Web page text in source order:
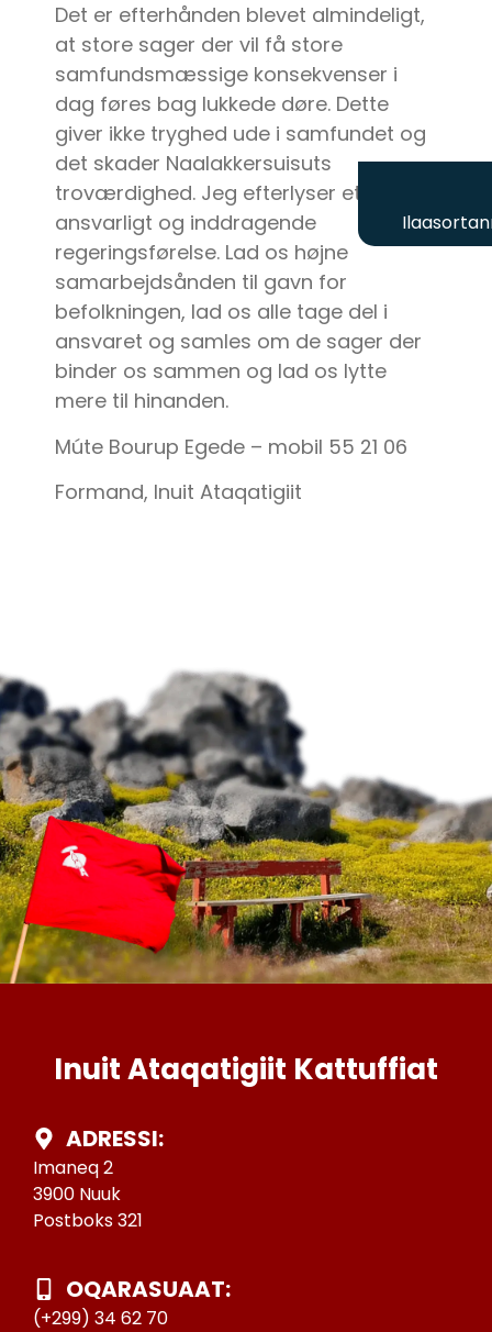
Det er efterhånden blevet almindeligt,
at store sager der vil få store
samfundsmæssige konsekvenser i
dag føres bag lukkede døre. Dette
giver ikke tryghed ude i samfundet og
det skader Naalakkersuisuts
troværdighed. Jeg efterlyser et
ansvarligt og inddragende
regeringsførelse. Lad os højne
samarbejdsånden til gavn for
befolkningen, lad os alle tage del i
ansvaret og samles om de sager der
binder os sammen og lad os lytte
mere til hinanden.
Múte Bourup Egede – mobil 55 21 06
Formand, Inuit Ataqatigiit
Inuit Ataqatigiit Kattuffiat
ADRESSI:
Imaneq 2
3900 Nuuk
Postboks 321
OQARASUAAT:
(+299) 34 62 70